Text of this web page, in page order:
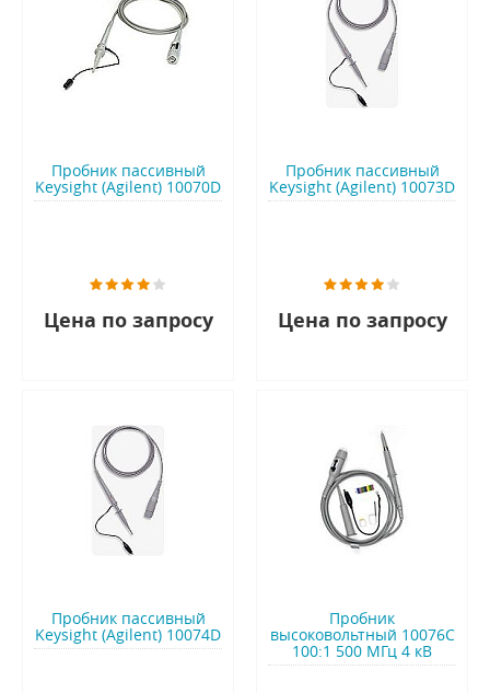
Пробник пассивный
Keysight (Agilent) 10070D
Цена по запросу
Пробник пассивный
Keysight (Agilent) 10073D
Цена по запросу
Пробник пассивный
Keysight (Agilent) 10074D
Пробник
высоковольтный 10076C
100:1 500 МГц 4 кВ